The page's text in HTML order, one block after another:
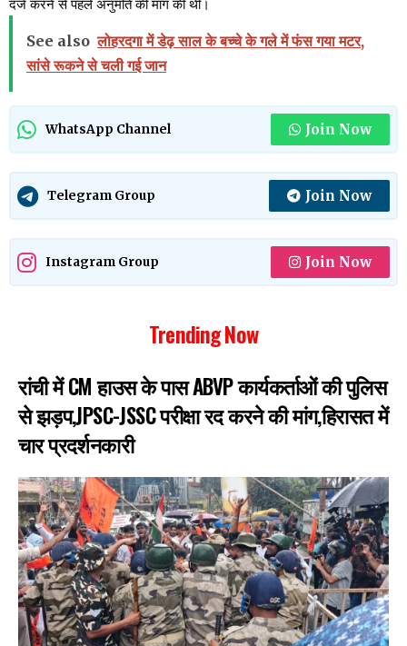
दर्ज करने से पहले अनुमति की मांग की थी।
See also लोहरदगा में डेढ़ साल के बच्चे के गले में फंस गया मटर,
सांसे रूकने से चली गई जान
WhatsApp Channel Join Now
Telegram Group Join Now
Instagram Group Join Now
Trending Now
रांची में CM हाउस के पास ABVP कार्यकर्ताओं की पुलिस
से झड़प,JPSC-JSSC परीक्षा रद करने की मांग,हिरासत में
चार प्रदर्शनकारी